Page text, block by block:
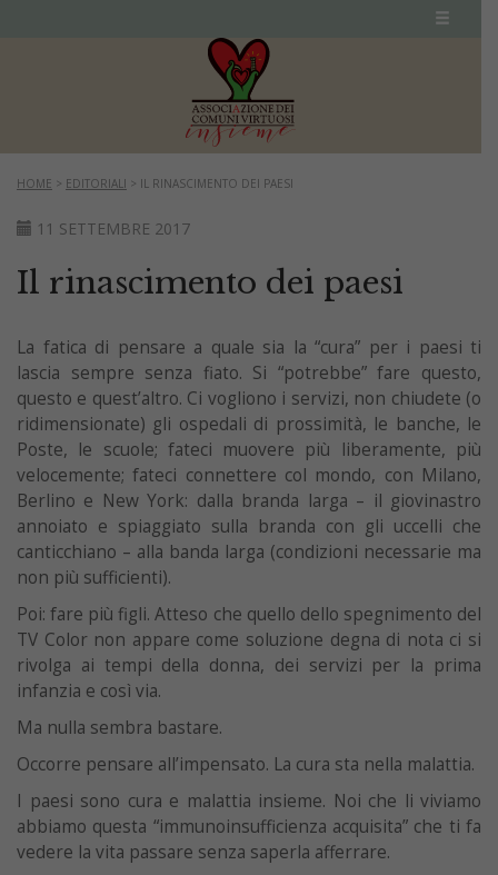
HOME > EDITORIALI > IL RINASCIMENTO DEI PAESI
11 SETTEMBRE 2017
Il rinascimento dei paesi
La fatica di pensare a quale sia la “cura” per i paesi ti
lascia sempre senza fiato. Si “potrebbe” fare questo,
questo e quest’altro. Ci vogliono i servizi, non chiudete (o
ridimensionate) gli ospedali di prossimità, le banche, le
Poste, le scuole; fateci muovere più liberamente, più
velocemente; fateci connettere col mondo, con Milano,
Berlino e New York: dalla branda larga – il giovinastro
annoiato e spiaggiato sulla branda con gli uccelli che
canticchiano – alla banda larga (condizioni necessarie ma
non più sufficienti).
Poi: fare più figli. Atteso che quello dello spegnimento del
TV Color non appare come soluzione degna di nota ci si
rivolga ai tempi della donna, dei servizi per la prima
infanzia e così via.
Ma nulla sembra bastare.
Occorre pensare all’impensato. La cura sta nella malattia.
I paesi sono cura e malattia insieme. Noi che li viviamo
abbiamo questa “immunoinsufficienza acquisita” che ti fa
vedere la vita passare senza saperla afferrare.